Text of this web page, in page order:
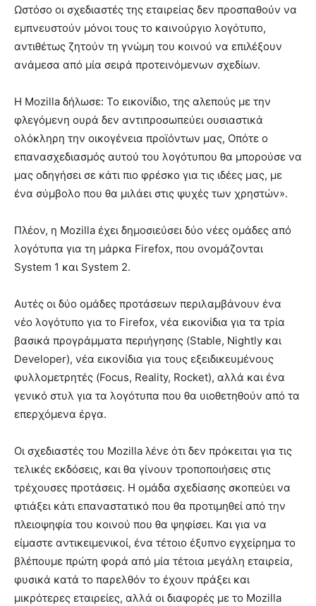
Ωστόσο οι σχεδιαστές της εταιρείας δεν προσπαθούν να
εμπνευστούν μόνοι τους το καινούργιο λογότυπο,
αντιθέτως ζητούν τη γνώμη του κοινού να επιλέξουν
ανάμεσα από μία σειρά προτεινόμενων σχεδίων.
Η Mozilla δήλωσε: Το εικονίδιο, της αλεπούς με την
φλεγόμενη ουρά δεν αντιπροσωπεύει ουσιαστικά
ολόκληρη την οικογένεια προϊόντων μας, Οπότε ο
επανασχεδιασμός αυτού του λογότυπου θα μπορούσε να
μας οδηγήσει σε κάτι πιο φρέσκο για τις ιδέες μας, με
ένα σύμβολο που θα μιλάει στις ψυχές των χρηστών».
Πλέον, η Mozilla έχει δημοσιεύσει δύο νέες ομάδες από
λογότυπα για τη μάρκα Firefox, που ονομάζονται
System 1 και System 2.
Αυτές οι δύο ομάδες προτάσεων περιλαμβάνουν ένα
νέο λογότυπο για το Firefox, νέα εικονίδια για τα τρία
βασικά προγράμματα περιήγησης (Stable, Nightly και
Developer), νέα εικονίδια για τους εξειδικευμένους
φυλλομετρητές (Focus, Reality, Rocket), αλλά και ένα
γενικό στυλ για τα λογότυπα που θα υιοθετηθούν από τα
επερχόμενα έργα.
Οι σχεδιαστές του Mozilla λένε ότι δεν πρόκειται για τις
τελικές εκδόσεις, και θα γίνουν τροποποιήσεις στις
τρέχουσες προτάσεις. Η ομάδα σχεδίασης σκοπεύει να
φτιάξει κάτι επαναστατικό που θα προτιμηθεί από την
πλειοψηφία του κοινού που θα ψηφίσει. Και για να
είμαστε αντικειμενικοί, ένα τέτοιο έξυπνο εγχείρημα το
βλέπουμε πρώτη φορά από μία τέτοια μεγάλη εταιρεία,
φυσικά κατά το παρελθόν το έχουν πράξει και
μικρότερες εταιρείες, αλλά οι διαφορές με το Mozilla